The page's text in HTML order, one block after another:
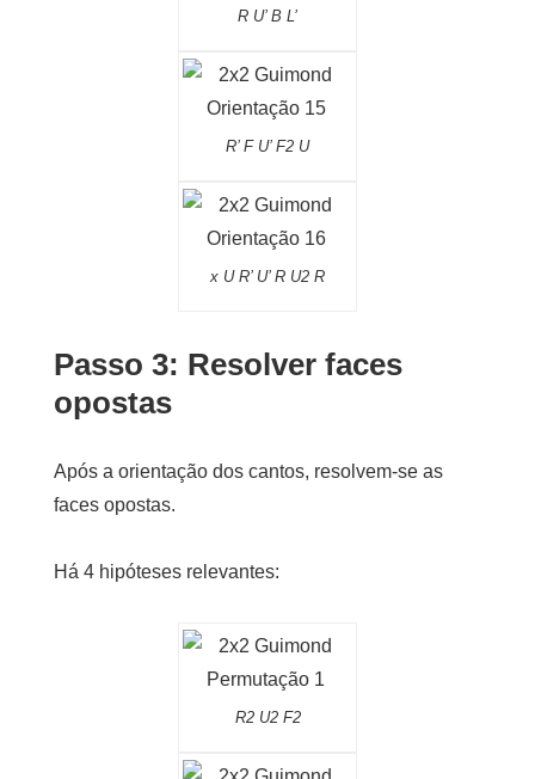
R U’ B L’
R’ F U’ F2 U
x U R’ U’ R U2 R
Passo 3: Resolver faces
opostas
Após a orientação dos cantos, resolvem-se as
faces opostas.
Há 4 hipóteses relevantes:
R2 U2 F2